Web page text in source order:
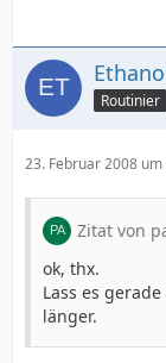
Routinier
23. Februar 2008 um
Zitat von
ok, thx.
Lass es
länger.